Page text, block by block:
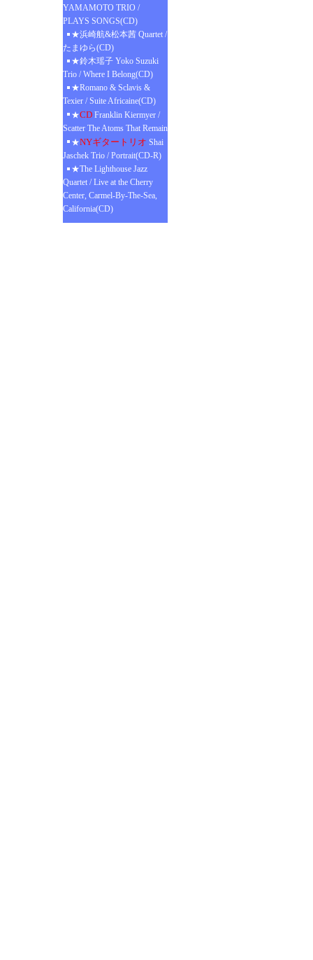
YAMAMOTO TRIO /
PLAYS SONGS(CD)
★浜崎航&松本茜 Quartet /
たまゆら(CD)
★鈴木瑶子 Yoko Suzuki
Trio / Where I Belong(CD)
★Romano & Sclavis &
Texier / Suite Africaine(CD)
★CD Franklin Kiermyer /
Scatter The Atoms That Remain
★NYギタートリオ Shai
Jaschek Trio / Portrait(CD-R)
★The Lighthouse Jazz
Quartet / Live at the Cherry
Center, Carmel-By-The-Sea,
California(CD)